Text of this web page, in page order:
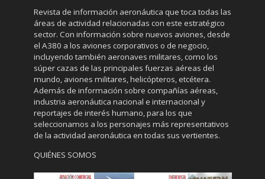
Revista de información aeronáutica que toca todas las
áreas de actividad relacionadas con este estratégico
sector. Con información sobre nuevos aviones, desde
el A380 a los aviones corporativos o de negocio,
incluyendo también aeronaves militares, como los
súper cazas de las principales fuerzas aéreas del
mundo, aviones militares, helicópteros, etcétera.
Además de información sobre compañías aéreas,
industria aeronáutica nacional e internacional y
reportajes de interés humano, para los que
seleccionamos a los personajes más representativos
de la actividad aeronáutica en todas sus vertientes.
QUIÉNES SOMOS